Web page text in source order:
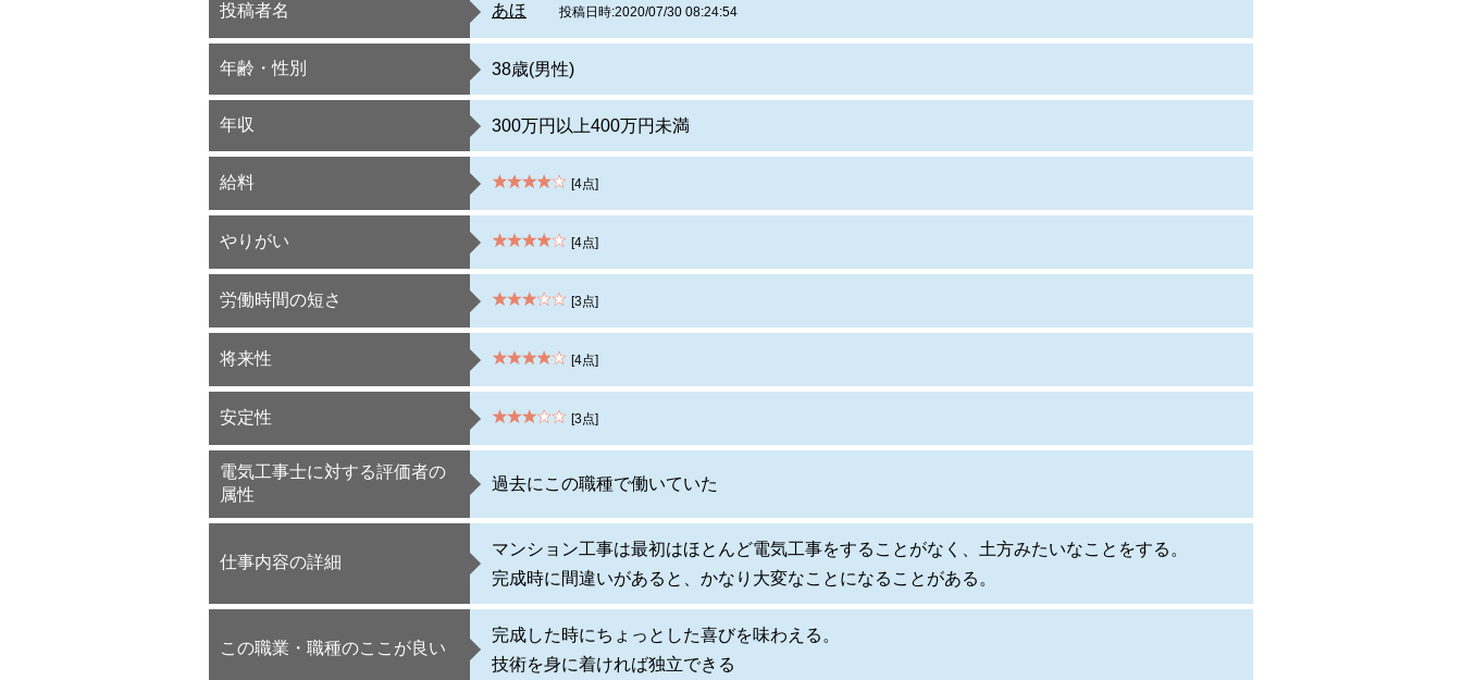
投稿者名 あほ 投稿日時:2020/07/30 08:24:54
年齢・性別 38歳(男性)
年収 300万円以上400万円未満
給料 [4点]
やりがい [4点]
労働時間の短さ [3点]
将来性 [4点]
安定性 [3点]
電気工事士に対する評価者の
属性
過去にこの職種で働いていた
仕事内容の詳細
マンション工事は最初はほとんど電気工事をすることがなく、土方みたいなことをする。
完成時に間違いがあると、かなり大変なことになることがある。
この職業・職種のここが良い
完成した時にちょっとした喜びを味わえる。
技術を身に着ければ独立できる